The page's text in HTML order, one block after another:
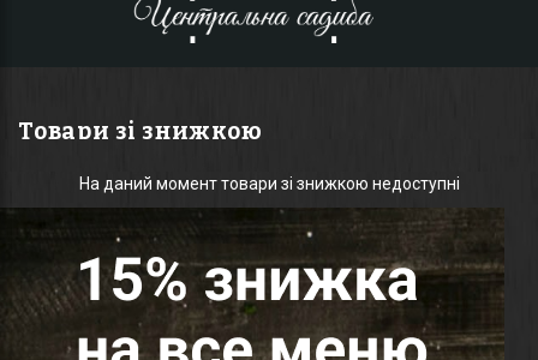
Товари зі знижкою
На даний момент товари зі знижкою недоступні